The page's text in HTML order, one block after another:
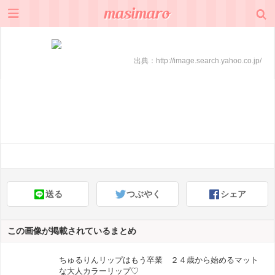
出典： http://image.search.yahoo.co.jp/
送る つぶやく シェア
この画像が掲載されているまとめ
ちゅるりんリップはもう卒業 ２４歳から始めるマット
な大人カラーリップ♡